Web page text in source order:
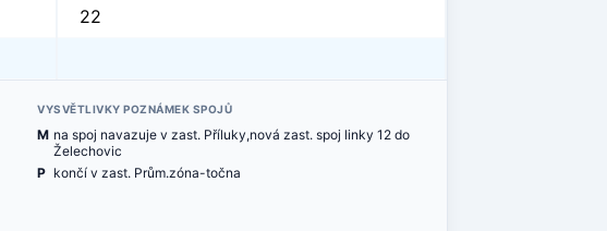
22
VYSVĚTLIVKY POZNÁMEK SPOJŮ
M na spoj navazuje v zast. Příluky,nová zast. spoj linky 12 do
Želechovic
P končí v zast. Prům.zóna-točna